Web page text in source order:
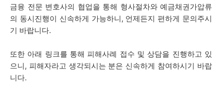
금융 전문 변호사의 협업을 통해 형사절차와 예금채권가압류
의 동시진행이 신속하게 가능하니, 언제든지 편하게 문의주시
기 바랍니다.
또한 아래 링크를 통해 피해사례 접수 및 상담을 진행하고 있
으니, 피해자라고 생각되시는 분은 신속하게 참여하시기 바랍
니다.